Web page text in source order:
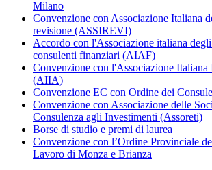
Milano
Convenzione con Associazione Italiana
revisione (ASSIREVI)
Accordo con l'Associazione italiana
consulenti finanziari (AIAF)
Convenzione con l'Associazione
(AIIA)
Convenzione EC con Ordine dei
Convenzione con Associazione delle
Consulenza agli Investimenti (Assoreti)
Borse di studio e premi di laurea
Convenzione con l’Ordine Provinciale
Lavoro di Monza e Brianza